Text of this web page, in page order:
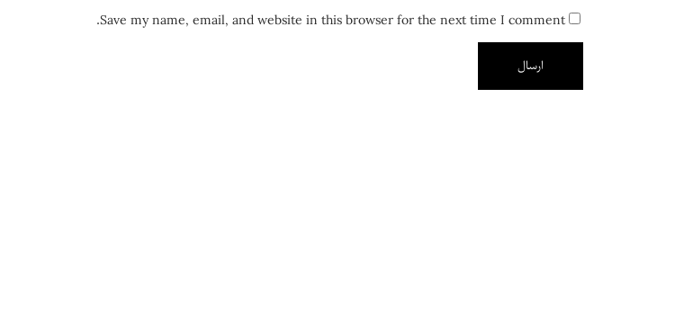
Save my name, email, and website in this browser for the next time I comment.